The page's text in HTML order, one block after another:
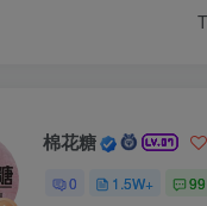
棉花糖
0 1.5W+